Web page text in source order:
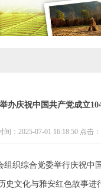
办庆祝中国共产党成立
：2025-07-01 16:18:50 点击：
综合党委举行庆祝中
文化与雅安红色故事进